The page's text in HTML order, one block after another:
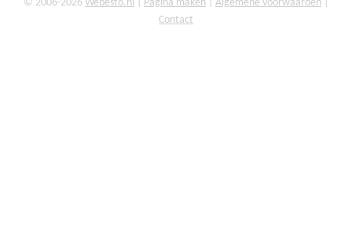
© 2006-2026 Webesto.nl Pagina maken Algemene voorwaarden
Contact